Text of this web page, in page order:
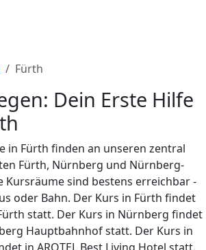
Fürth
Dein Erste Hilfe
in Fürth finden an unseren zentral
Fürth, Nürnberg und Nürnberg-
Kursräume sind bestens erreichbar -
oder Bahn. Der Kurs in Fürth findet
statt. Der Kurs in Nürnberg findet
Hauptbahnhof statt. Der Kurs in